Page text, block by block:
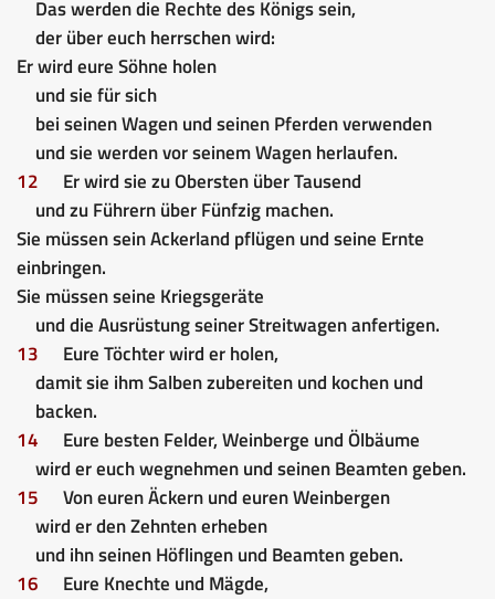
Das werden die Rechte des Königs sein,
der über euch herrschen wird:
Er wird eure Söhne holen
und sie für sich
bei seinen Wagen und seinen Pferden verwenden
und sie werden vor seinem Wagen herlaufen.
12
Er wird sie zu Obersten über Tausend
und zu Führern über Fünfzig machen.
Sie müssen sein Ackerland pflügen und seine Ernte
einbringen.
Sie müssen seine Kriegsgeräte
und die Ausrüstung seiner Streitwagen anfertigen.
13
Eure Töchter wird er holen,
damit sie ihm Salben zubereiten und kochen und
backen.
14
Eure besten Felder, Weinberge und Ölbäume
wird er euch wegnehmen und seinen Beamten geben.
15
Von euren Äckern und euren Weinbergen
wird er den Zehnten erheben
und ihn seinen Höflingen und Beamten geben.
16
Eure Knechte und Mägde,